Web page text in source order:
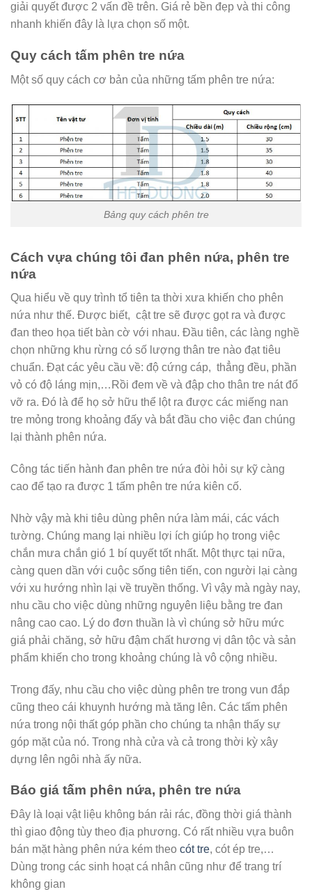
giải quyết được 2 vấn đề trên. Giá rẻ bền đẹp và thi công
nhanh khiến đây là lựa chọn số một.
Quy cách tấm phên tre nứa
Một số quy cách cơ bản của những tấm phên tre nứa:
Bảng quy cách phên tre
Cách vựa chúng tôi đan phên nứa, phên tre
nứa
Qua hiểu về quy trình tổ tiên ta thời xưa khiến cho phên
nứa như thế. Được biết, cật tre sẽ được gọt ra và được
đan theo họa tiết bàn cờ với nhau. Đầu tiên, các làng nghề
chọn những khu rừng có số lượng thân tre nào đạt tiêu
chuẩn. Đạt các yêu cầu về: độ cứng cáp, thẳng đều, phần
vỏ có độ láng mịn,…Rồi đem về và đập cho thân tre nát đổ
vỡ ra. Đó là để họ sở hữu thể lột ra được các miếng nan
tre mỏng trong khoảng đấy và bắt đầu cho việc đan chúng
lại thành phên nứa.
Công tác tiến hành đan phên tre nứa đòi hỏi sự kỹ càng
cao để tạo ra được 1 tấm phên tre nứa kiên cố.
Nhờ vậy mà khi tiêu dùng phên nứa làm mái, các vách
tường. Chúng mang lại nhiều lợi ích giúp họ trong việc
chắn mưa chắn gió 1 bí quyết tốt nhất. Một thực tại nữa,
càng quen dần với cuộc sống tiên tiến, con người lại càng
với xu hướng nhìn lại về truyền thống. Vì vậy mà ngày nay,
nhu cầu cho việc dùng những nguyên liệu bằng tre đan
nâng cao cao. Lý do đơn thuần là vì chúng sở hữu mức
giá phải chăng, sở hữu đậm chất hương vị dân tộc và sản
phẩm khiến cho trong khoảng chúng là vô cộng nhiều.
Trong đấy, nhu cầu cho việc dùng phên tre trong vun đắp
cũng theo cái khuynh hướng mà tăng lên. Các tấm phên
nứa trong nội thất góp phần cho chúng ta nhận thấy sự
góp mặt của nó. Trong nhà cửa và cả trong thời kỳ xây
dựng lên ngôi nhà ấy nữa.
Báo giá tấm phên nứa, phên tre nứa
Đây là loại vật liệu không bán rải rác, đồng thời giá thành
thì giao động tùy theo địa phương. Có rất nhiều vựa buôn
bán mặt hàng phên nứa kém theo cót tre, cót ép tre,…
Dùng trong các sinh hoạt cá nhân cũng như để trang trí
không gian